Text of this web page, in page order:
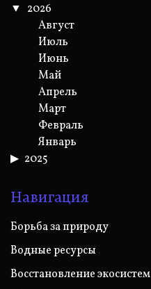
2026
Август
Июль
Июнь
Май
Апрель
Март
Февраль
Январь
2025
Навигация
Борьба за природу
Водные ресурсы
Восстановление экосистем